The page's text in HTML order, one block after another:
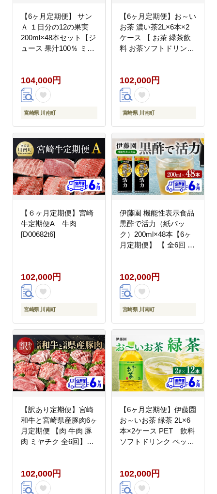
【6ヶ月定期便】 サン
Ａ １日分の12の果実
200ml×48本セット【ジ
ュース 果汁100％ ミッ
[C03063t6]
104,000円
宮崎県 川南町
【6ヶ月定期便】お～い
お茶 濃い茶2L×6本×2
ケース 【 お茶 緑茶飲
料 お茶ソフトドリンク
川南町 お茶 お～いお茶
】 [C07333t6]
102,000円
宮崎県 川南町
【６ヶ月定期便】宮崎
牛定期便A 牛肉
[D00682t6]
102,000円
宮崎県 川南町
伊藤園 機能性表示食品
黒酢で活力（紙パッ
ク）200ml×48本【6ヶ
月定期便】 【 全6回 伊
[D07326t6]
102,000円
宮崎県 川南町
【訳あり定期便】宮崎
和牛と宮崎県産豚肉6ヶ
月定期便 【肉 牛肉 豚
肉 ミヤチク 全6回】
102,000円
【6ヶ月定期便】伊藤園
お～いお茶 緑茶 2L×6
本×2ケース PET 飲料
ソフトドリンク ペット
[C07332t6]
102,000円